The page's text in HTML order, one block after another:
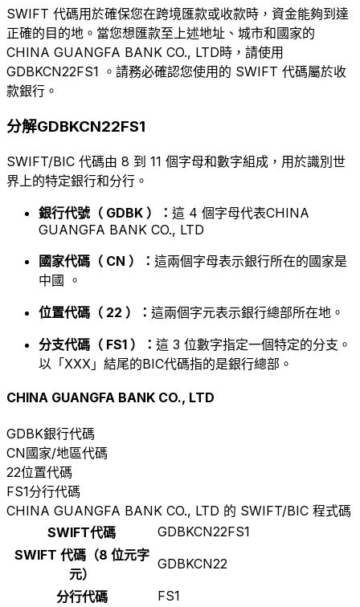
SWIFT 代碼用於確保您在跨境匯款或收款時，資金能夠到達
正確的目的地。當您想匯款至上述地址、城市和國家的
CHINA GUANGFA BANK CO., LTD時，請使用
GDBKCN22FS1 。請務必確認您使用的 SWIFT 代碼屬於收
款銀行。
分解GDBKCN22FS1
SWIFT/BIC 代碼由 8 到 11 個字母和數字組成，用於識別世
界上的特定銀行和分行。
銀行代號（ GDBK ）： 這 4 個字母代表CHINA
GUANGFA BANK CO., LTD
國家代碼（ CN ）： 這兩個字母表示銀行所在的國家是
中國 。
位置代碼（ 22 ）： 這兩個字元表示銀行總部所在地。
分支代碼（ FS1 ）： 這 3 位數字指定一個特定的分支。
以「XXX」結尾的BIC代碼指的是銀行總部。
CHINA GUANGFA BANK CO., LTD
GDBK銀行代碼
CN國家/地區代碼
22位置代碼
FS1分行代碼
CHINA GUANGFA BANK CO., LTD 的 SWIFT/BIC 程式碼
SWIFT代碼
GDBKCN22FS1
SWIFT 代碼（8 位元字
元）
GDBKCN22
分行代碼
FS1